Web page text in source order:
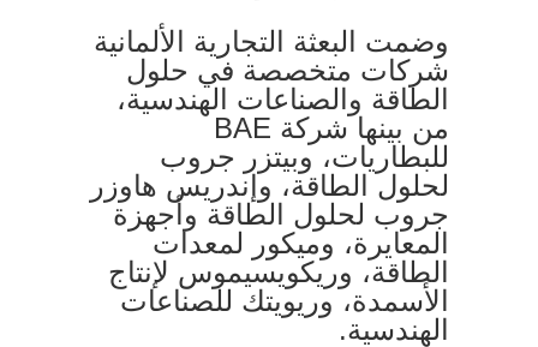
وضمت البعثة التجارية الألمانية
شركات متخصصة في حلول
الطاقة والصناعات الهندسية،
من بينها شركة BAE
للبطاريات، وبيتزر جروب
لحلول الطاقة، وإندريس هاوزر
جروب لحلول الطاقة وأجهزة
المعايرة، وميكور لمعدات
الطاقة، وريكويسيموس لإنتاج
الأسمدة، وريويتك للصناعات
الهندسية.